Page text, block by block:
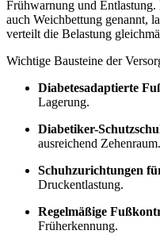
Frühwarnung und Entlastung.
auch Weichbettung genannt,
verteilt die Belastung
Wichtige Bausteine der
Diabetesadaptierte
Lagerung.
Diabetiker-
ausreichend Zehenraum.
Schuhzurichtungen
Druckentlastung.
Regelmäßige
Früherkennung.